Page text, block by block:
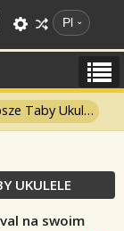
Pl
Taby Ukulele
UKULELE
na swoim